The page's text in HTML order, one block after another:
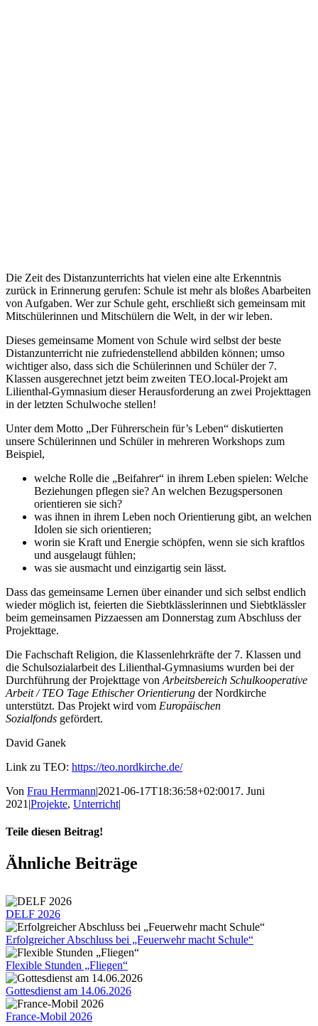
Die Zeit des Distanzunterrichts hat vielen eine alte Erkenntnis
zurück in Erinnerung gerufen: Schule ist mehr als bloßes Abarbeiten
von Aufgaben. Wer zur Schule geht, erschließt sich gemeinsam mit
Mitschülerinnen und Mitschülern die Welt, in der wir leben.
Dieses gemeinsame Moment von Schule wird selbst der beste
Distanzunterricht nie zufriedenstellend abbilden können; umso
wichtiger also, dass sich die Schülerinnen und Schüler der 7.
Klassen ausgerechnet jetzt beim zweiten TEO.local-Projekt am
Lilienthal-Gymnasium dieser Herausforderung an zwei Projekttagen
in der letzten Schulwoche stellen!
Unter dem Motto „Der Führerschein für’s Leben“ diskutierten
unsere Schülerinnen und Schüler in mehreren Workshops zum
Beispiel,
welche Rolle die „Beifahrer“ in ihrem Leben spielen: Welche
Beziehungen pflegen sie? An welchen Bezugspersonen
orientieren sie sich?
was ihnen in ihrem Leben noch Orientierung gibt, an welchen
Idolen sie sich orientieren;
worin sie Kraft und Energie schöpfen, wenn sie sich kraftlos
und ausgelaugt fühlen;
was sie ausmacht und einzigartig sein lässt.
Dass das gemeinsame Lernen über einander und sich selbst endlich
wieder möglich ist, feierten die Siebtklässlerinnen und Siebtklässler
beim gemeinsamen Pizzaessen am Donnerstag zum Abschluss der
Projekttage.
Die Fachschaft Religion, die Klassenlehrkräfte der 7. Klassen und
die Schulsozialarbeit des Lilienthal-Gymnasiums wurden bei der
Durchführung der Projekttage von Arbeitsbereich Schulkooperative
Arbeit / TEO Tage Ethischer Orientierung der Nordkirche
unterstützt. Das Projekt wird vom Europäischen
Sozialfonds gefördert.
David Ganek
Link zu TEO: https://teo.nordkirche.de/
Von Frau Herrmann|2021-06-17T18:36:58+02:0017. Juni
2021 |Projekte, Unterricht|
Teile diesen Beitrag!
Facebook
X
Tumblr
Pinterest
E-
Mail
Ähnliche Beiträge
DELF 2026
Erfolgreicher Abschluss bei „Feuerwehr macht Schule“
Flexible Stunden „Fliegen“
Gottesdienst am 14.06.2026
France-Mobil 2026